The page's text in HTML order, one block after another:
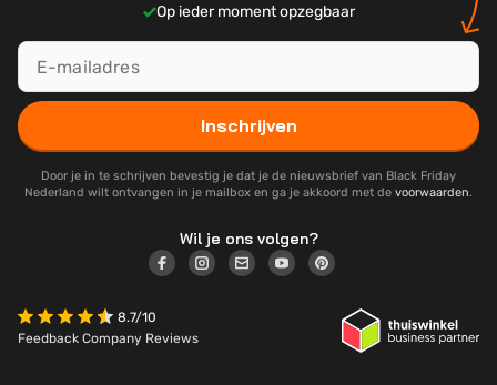
Op ieder moment opzegbaar
Inschrijven
Door je in te schrijven bevestig je dat je de nieuwsbrief van Black Friday
Nederland wilt ontvangen in je mailbox en ga je akkoord met de voorwaarden.
Wil je ons volgen?
8.7/10
Feedback Company Reviews